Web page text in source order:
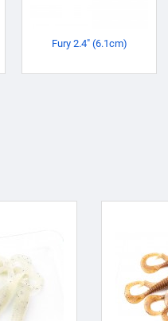
Fury 2.4" (6.1cm)